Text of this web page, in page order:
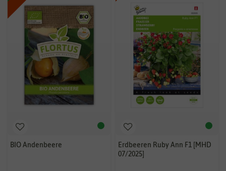
BIO Andenbeere
Erdbeeren Ruby Ann F1 [MHD
07/2025]